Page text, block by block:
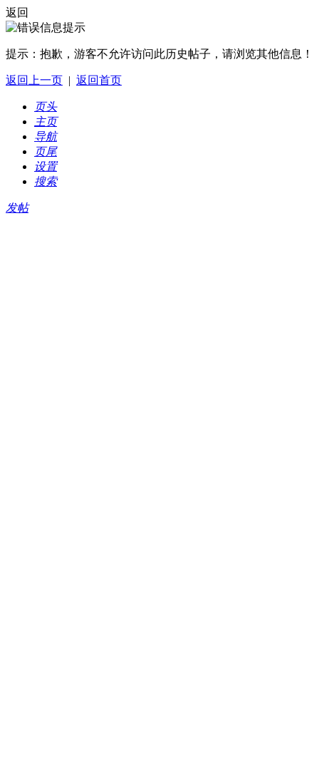
返回
提示： 抱歉，游客不允许访问此历史帖子，请浏览其他信息！
返回上一页 | 返回首页
页头
主页
导航
页尾
设置
搜索
发帖